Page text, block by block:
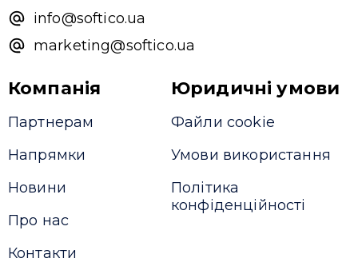
info@softico.ua
marketing@softico.ua
Компанія
Партнерам
Напрямки
Новини
Про нас
Контакти
Юридичні умови
Файли cookie
Умови використання
Політика
конфіденційності